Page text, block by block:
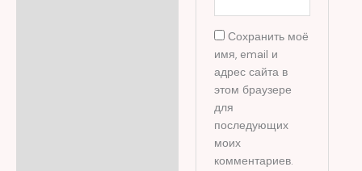
Сохранить моё
имя, email и
адрес сайта в
этом браузере
для
последующих
моих
комментариев.